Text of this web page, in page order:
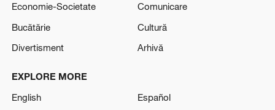
Economie-Societate
Comunicare
Bucătărie
Cultură
Divertisment
Arhivă
EXPLORE MORE
English
Español